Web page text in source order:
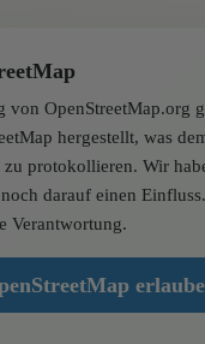
von OpenStreetMap.org
hergestellt, was
protokollieren. Wir
darauf einen
Verantwortung.